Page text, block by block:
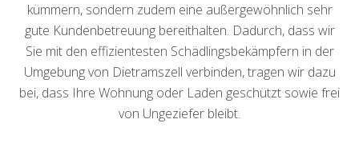
kümmern, sondern zudem eine außergewöhnlich sehr
gute Kundenbetreuung bereithalten. Dadurch, dass wir
Sie mit den effizientesten Schädlingsbekämpfern in der
Umgebung von Dietramszell verbinden, tragen wir dazu
bei, dass Ihre Wohnung oder Laden geschützt sowie frei
von Ungeziefer bleibt.